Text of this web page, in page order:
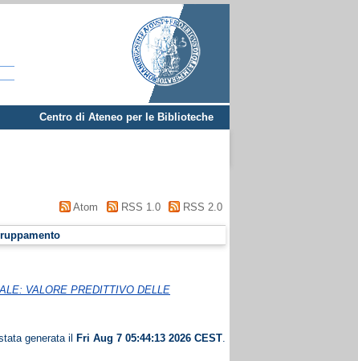
Centro di Ateneo per le Biblioteche
Atom RSS 1.0 RSS 2.0
VALORE PREDITTIVO DELLE
generata il Fri Aug 7 05:44:13 2026 CEST